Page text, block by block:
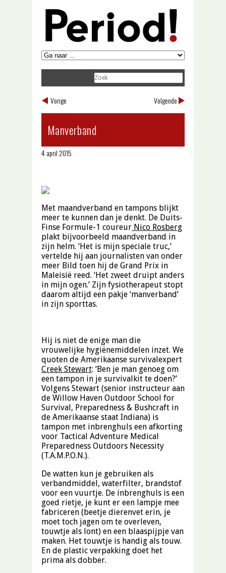
Vorige Volgende
Manverband
4 april 2015
Met maandverband en tampons blijkt
meer te kunnen dan je denkt. De Duits-
Finse Formule-1 coureur Nico Rosberg
plakt bijvoorbeeld maandverband in
zijn helm. ‘Het is mijn speciale truc,’
vertelde hij aan journalisten van onder
meer Bild toen hij de Grand Prix in
Maleisië reed. ‘Het zweet druipt anders
in mijn ogen.’ Zijn fysiotherapeut stopt
daarom altijd een pakje ‘manverband’
in zijn sporttas.
Hij is niet de enige man die
vrouwelijke hygiënemiddelen inzet. We
quoten de Amerikaanse survivalexpert
Creek Stewart: ‘Ben je man genoeg om
een tampon in je survivalkit te doen?’
Volgens Stewart (senior instructeur aan
de Willow Haven Outdoor School for
Survival, Preparedness & Bushcraft in
de Amerikaanse staat Indiana) is
tampon met inbrenghuls een afkorting
voor Tactical Adventure Medical
Preparedness Outdoors Necessity
(T.A.M.P.O.N.).
De watten kun je gebruiken als
verbandmiddel, waterfilter, brandstof
voor een vuurtje. De inbrenghuls is een
goed rietje, je kunt er een lampje mee
fabriceren (beetje dierenvet erin, je
moet toch jagen om te overleven,
touwtje als lont) en een blaaspijpje van
maken. Het touwtje is handig als touw.
En de plastic verpakking doet het
prima als dobber.